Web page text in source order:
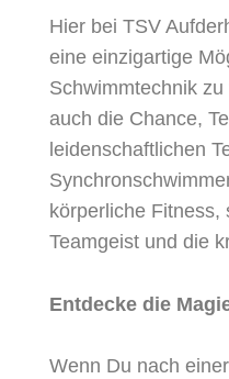
Hier bei TSV
eine einzigartige
Schwimmtechnik
auch die Chance,
leidenschaftlichen
körperliche Fitness,
Teamgeist und die
Entdecke die
Wenn Du nach